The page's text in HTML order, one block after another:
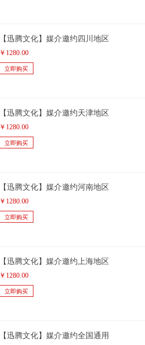
【迅腾文化】媒介邀约四川地区
￥ 1280.00
立即购买
【迅腾文化】媒介邀约天津地区
￥ 1280.00
立即购买
【迅腾文化】媒介邀约河南地区
￥ 1280.00
立即购买
【迅腾文化】媒介邀约上海地区
￥ 1280.00
立即购买
【迅腾文化】媒介邀约全国通用